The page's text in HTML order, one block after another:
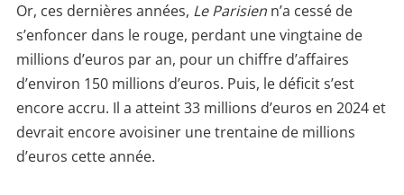
Or, ces dernières années, Le Parisienn’a cessé de
s’enfoncer dans le rouge, perdant une vingtaine de
millions d’euros par an, pour un chiffre d’affaires
d’environ 150 millions d’euros. Puis, le déficit s’est
encore accru. Il a atteint 33 millions d’euros en 2024 et
devrait encore avoisiner une trentaine de millions
d’euros cette année.